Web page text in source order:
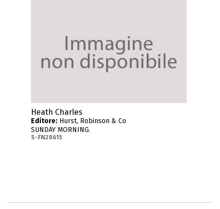
Heath Charles
Editore: Hurst, Robinson & Co
SUNDAY MORNING.
S-FN28615